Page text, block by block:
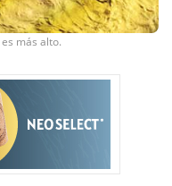
más alto.